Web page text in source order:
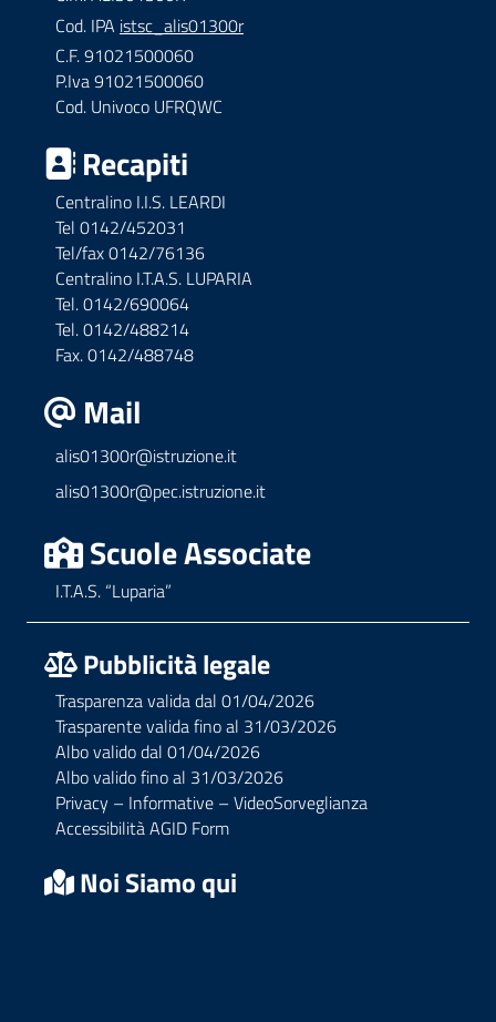
Cod. IPA istsc_alis01300r
C.F. 91021500060
P.Iva 91021500060
Cod. Univoco UFRQWC
Recapiti
Centralino I.I.S. LEARDI
Tel 0142/452031
Tel/fax 0142/76136
Centralino I.T.A.S. LUPARIA
Tel. 0142/690064
Tel. 0142/488214
Fax. 0142/488748
Mail
alis01300r@istruzione.it
alis01300r@pec.istruzione.it
Scuole Associate
I.T.A.S. “Luparia”
Pubblicità legale
Trasparenza valida dal 01/04/2026
Trasparente valida fino al 31/03/2026
Albo valido dal 01/04/2026
Albo valido fino al 31/03/2026
Privacy – Informative – VideoSorveglianza
Accessibilità AGID Form
Noi Siamo qui